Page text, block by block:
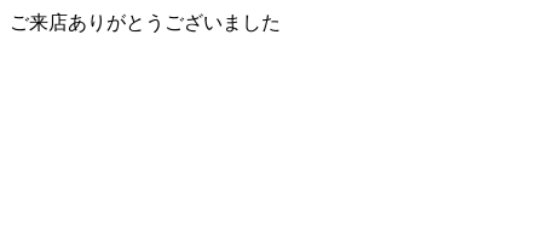
千
ご来店ありがとうございました